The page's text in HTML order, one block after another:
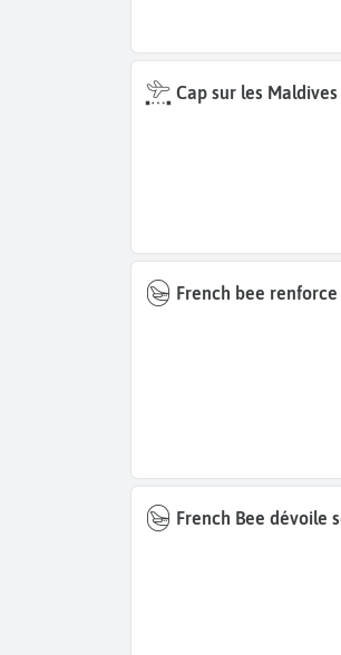
Cap sur les
French bee
French Bee dévoile